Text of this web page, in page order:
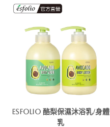
Esfolio 酪梨保濕沐浴乳/身體
乳